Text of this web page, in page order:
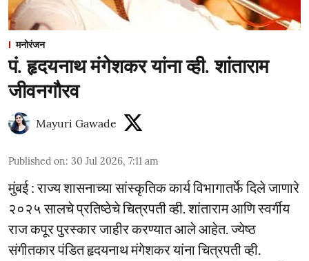
मनोरंजन
पं. हृदयनाथ मंगेशकर यांना व्ही. शांताराम
जीवनगौरव
Mayuri Gawade
Published on: 30 Jul 2026, 7:11 am
मुंबई : राज्य शासनाच्या सांस्कृतिक कार्य विभागातर्फे दिले जाणारे
२०२५ सालचे प्रतिष्ठेचे चित्रपती व्ही. शांताराम आणि स्वर्गीय
राज कपूर पुरस्कार जाहीर करण्यात आले आहेत. ज्येष्ठ
संगीतकार पंडित हृदयनाथ मंगेशकर यांना चित्रपती व्ही.